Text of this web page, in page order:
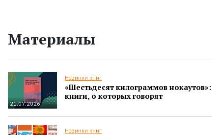
Материалы
21.07.2026
Новинки книг
«Шестьдесят килограммов нокаутов»:
книги, о которых говорят
Новинки книг